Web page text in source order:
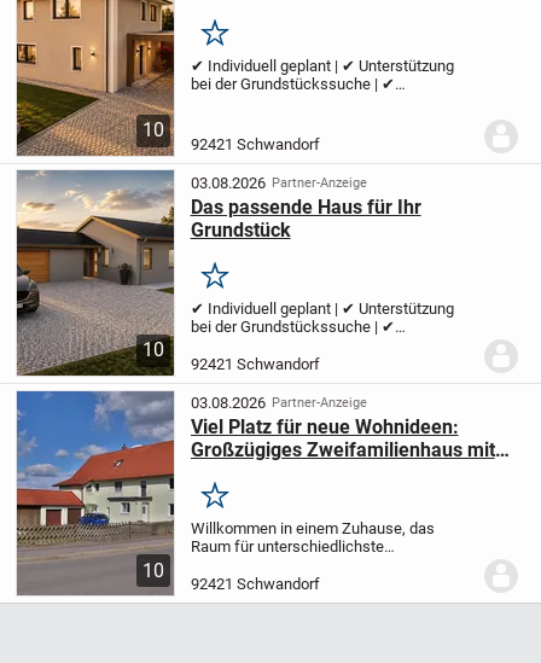
10
Merken
✔ Individuell geplant | ✔ Unterstützung
bei der Grundstückssuche | ✔
Provisionsfrei | ✔ Regional | ✔ Wolf
System | ✔ Holzhaus Ihr Zuhause...
92421 Schwandorf
10
03.08.2026 Partner-Anzeige
Das passende Haus für Ihr
Grundstück
Merken
✔ Individuell geplant | ✔ Unterstützung
bei der Grundstückssuche | ✔
Begleitung bis zum Einzug | ✔
Provisionsfrei | ✔ Regional | ✔ Wolf
System | ✔ Holzhaus Ihr Zuhause...
92421 Schwandorf
10
03.08.2026 Partner-Anzeige
Viel Platz für neue Wohnideen:
Großzügiges Zweifamilienhaus mit
Merken
Willkommen in einem Zuhause, das
Raum für unterschiedlichste
Mehrgenerationenhaus, zur Kombination
aus Eigennutzung und Vermietung oder
92421 Schwandorf